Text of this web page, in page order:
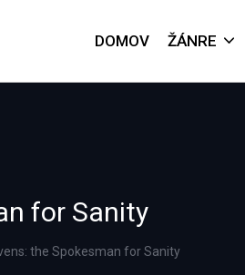
DOMOV ŽÁNRE
for Sanity
the Spokesman for Sanity